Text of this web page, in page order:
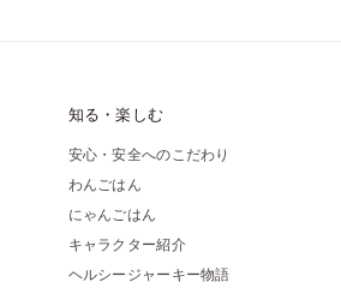
知る・楽しむ
安心・安全へのこだわり
わんごはん
にゃんごはん
キャラクター紹介
ヘルシージャーキー物語